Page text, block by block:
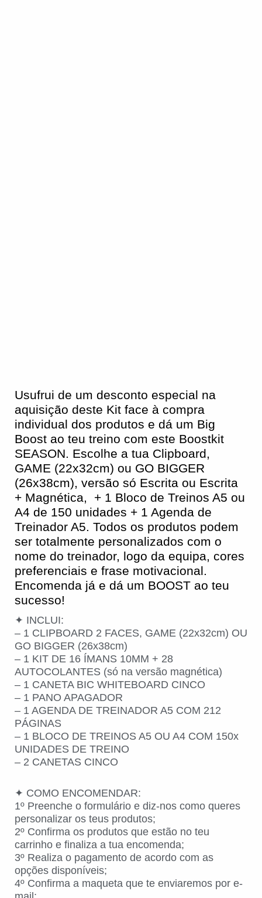
Usufrui de um desconto especial na
aquisição deste Kit face à compra
individual dos produtos e dá um Big
Boost ao teu treino com este Boostkit
SEASON. Escolhe a tua Clipboard,
GAME (22x32cm) ou GO BIGGER
(26x38cm), versão só Escrita ou Escrita
+ Magnética, + 1 Bloco de Treinos A5 ou
A4 de 150 unidades + 1 Agenda de
Treinador A5. Todos os produtos podem
ser totalmente personalizados com o
nome do treinador, logo da equipa, cores
preferenciais e frase motivacional.
Encomenda já e dá um BOOST ao teu
sucesso!
✦ INCLUI:
– 1 CLIPBOARD 2 FACES, GAME (22x32cm) OU
GO BIGGER (26x38cm)
– 1 KIT DE 16 ÍMANS 10MM + 28
AUTOCOLANTES (só na versão magnética)
– 1 CANETA BIC WHITEBOARD CINCO
– 1 PANO APAGADOR
– 1 AGENDA DE TREINADOR A5 COM 212
PÁGINAS
– 1 BLOCO DE TREINOS A5 OU A4 COM 150x
UNIDADES DE TREINO
– 2 CANETAS CINCO
✦ COMO ENCOMENDAR:
1º Preenche o formulário e diz-nos como queres
personalizar os teus produtos;
2º Confirma os produtos que estão no teu
carrinho e finaliza a tua encomenda;
3º Realiza o pagamento de acordo com as
opções disponíveis;
4º Confirma a maqueta que te enviaremos por e-